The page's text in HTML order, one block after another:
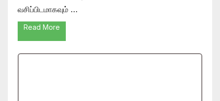
வசிப்பிடமாகவும் …
Read More